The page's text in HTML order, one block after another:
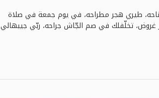
طيري هجر مطراحه، في يوم جمعة في صلاة
تخلّفلك في صم الجّاش جراحه، ربّي جيبهالي